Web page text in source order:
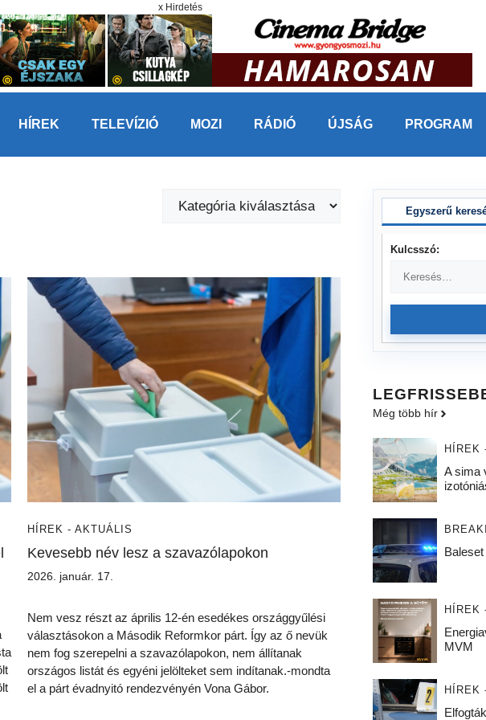
x Hirdetés
HÍREK TELEVÍZIÓ MOZI RÁDIÓ ÚJSÁG PROGRAM
Kategóriák
HÍREK - AKTUÁLIS
Kevesebb név lesz a szavazólapokon
2026. január. 17.
Nem vesz részt az április 12-én esedékes országgyűlési
választásokon a Második Reformkor párt. Így az ő nevük
nem fog szerepelni a szavazólapokon, nem állítanak
országos listát és egyéni jelölteket sem indítanak.-mondta
el a párt évadnyitó rendezvényén Vona Gábor.
Egyszerű
Kulcsszó:
Még több hír
HÍREK
A sima
HÍREK
MVM
HÍREK